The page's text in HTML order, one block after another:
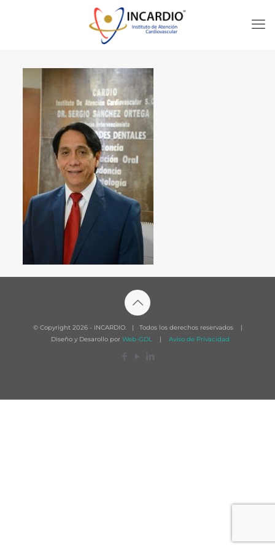
© Copyright 2026 - INCARDIO. | Todos los derechos reservados |
Diseño y Desarollo por Web-GDL | Aviso de Privacidad